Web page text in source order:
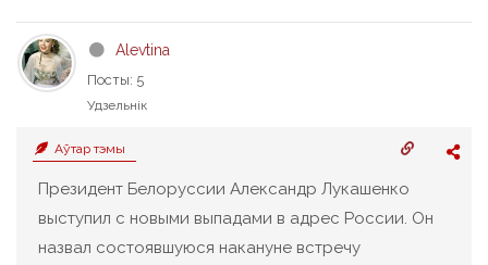
Alevtina
Посты: 5
Удзельнік
Аўтар тэмы
Президент Белоруссии Александр Лукашенко
выступил с новыми выпадами в адрес России. Он
назвал состоявшуюся накануне встречу